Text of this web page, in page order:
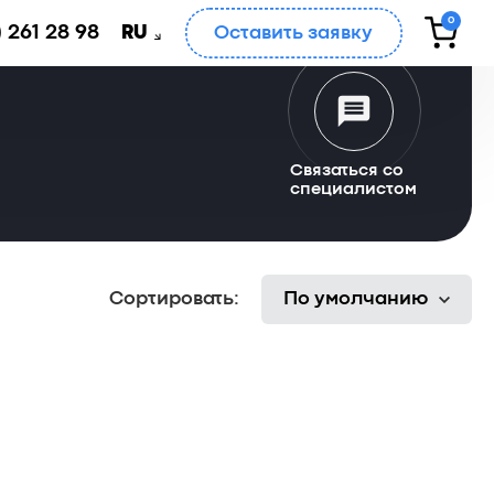
28 98 RU Оставить заявку
0
Связаться со
специалистом
Сортировать: По умолчанию